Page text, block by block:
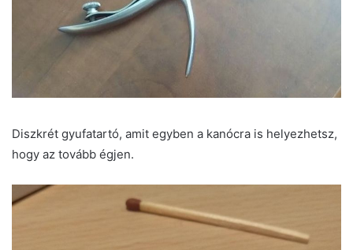
Diszkrét gyufatartó, amit egyben a kanócra is helyezhetsz,
hogy az tovább égjen.